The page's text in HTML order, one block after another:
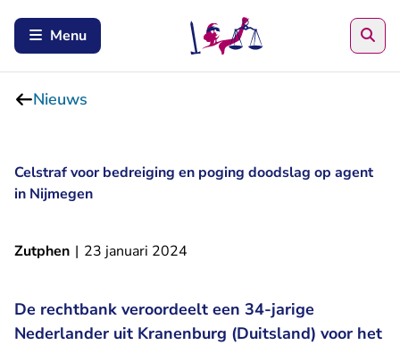
Menu
Nieuws
Celstraf voor bedreiging en poging doodslag op agent
in Nijmegen
Zutphen | 23 januari 2024
De rechtbank veroordeelt een 34-jarige
Nederlander uit Kranenburg (Duitsland) voor het